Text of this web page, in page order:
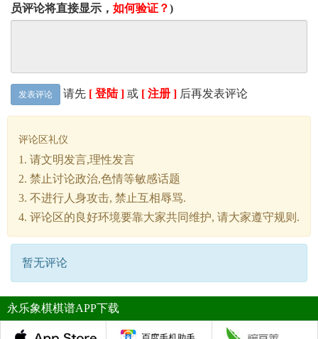
员评论将直接显示， 如何验证？)
发表评论 请先 [ 登陆 ] 或 [ 注册 ] 后再发表评论
评论区礼仪
1. 请文明发言,理性发言
2. 禁止讨论政治,色情等敏感话题
3. 不进行人身攻击, 禁止互相辱骂.
4. 评论区的良好环境要靠大家共同维护, 请大家遵守规则.
暂无评论
永乐象棋棋谱APP下载